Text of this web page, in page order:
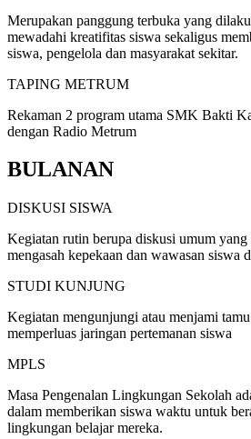
Merupakan panggung terbuka yang
mewadahi kreatifitas siswa sekaligus
siswa, pengelola dan masyarakat sekitar.
TAPING METRUM
Rekaman 2 program utama SMK Bakti
dengan Radio Metrum
BULANAN
DISKUSI SISWA
Kegiatan rutin berupa diskusi umum
mengasah kepekaan dan wawasan siswa
STUDI KUNJUNG
Kegiatan mengunjungi atau menjami tamu
memperluas jaringan pertemanan siswa
MPLS
Masa Pengenalan Lingkungan Sekolah
dalam memberikan siswa waktu untuk
lingkungan belajar mereka.